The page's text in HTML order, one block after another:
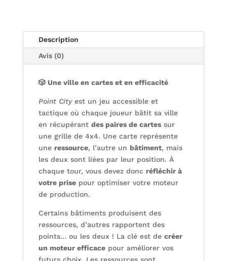
Description
Avis (0)
🎲 Une ville en cartes et en efficacité
Point Cityest un jeu accessible et
tactique où chaque joueur bâtit sa ville
en récupérant des paires de cartessur
une grille de 4x4. Une carte représente
une ressource, l’autre un bâtiment, mais
les deux sont liées par leur position. À
chaque tour, vous devez donc réfléchir à
votre prisepour optimiser votre moteur
de production.
Certains bâtiments produisent des
ressources, d’autres rapportent des
points… ou les deux ! La clé est de créer
un moteur efficacepour améliorer vos